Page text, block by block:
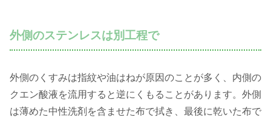
外側のステンレスは別工程で
外側のくすみは指紋や油はねが原因のことが多く、内側の
クエン酸液を流用すると逆にくもることがあります。外側
は薄めた中性洗剤を含ませた布で拭き、最後に乾いた布で